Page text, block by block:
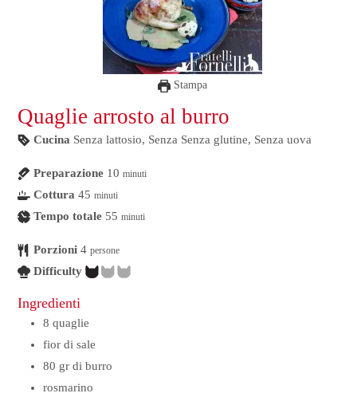
Stampa
Quaglie arrosto al burro
Cucina Senza lattosio, Senza Senza glutine, Senza uova
Preparazione 10 minuti
Cottura 45 minuti
Tempo totale 55 minuti
Porzioni 4 persone
Difficulty
Ingredienti
8 quaglie
fior di sale
80 gr di burro
rosmarino